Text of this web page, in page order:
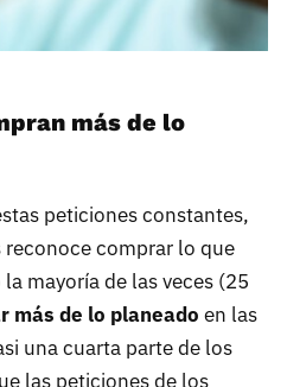
más de lo
peticiones constantes,
comprar lo que
mayoría de las veces (25
más de lo planeado en las
una cuarta parte de los
las peticiones de los